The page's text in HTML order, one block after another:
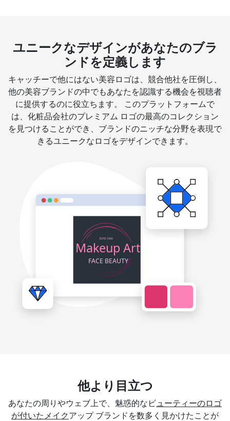
ユニークなデザインがあなたのブラ
ンドを定義します
キャッチーで他にはない美容ロゴは、競合他社を圧倒し、
他の美容ブランドの中でもあなたを認識する機会を視聴者
に提供するのに役立ちます。 このプラットフォームで
は、化粧品会社のプレミアム ロゴの最高のコレクション
を見つけることができ、ブランドのニッチな分野を表現で
きるユニークなロゴをデザインできます。
他より目立つ
あなたの周りやウェブ上で、魅惑的なビ ューティーのロゴ
が付いたメイク アップ ブランドを数多く見かけたことが